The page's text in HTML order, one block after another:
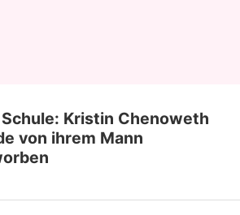
Kristin Chenoweth
von ihrem Mann